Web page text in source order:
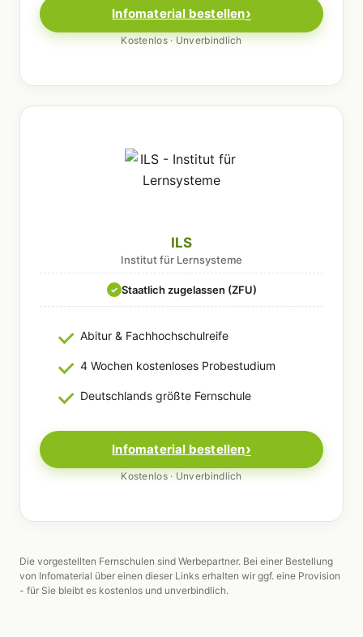
Infomaterial bestellen
Kostenlos · Unverbindlich
ILS
Institut für Lernsysteme
✓ Staatlich zugelassen (ZFU)
Abitur & Fachhochschulreife
4 Wochen kostenloses Probestudium
Deutschlands größte Fernschule
Infomaterial bestellen
Kostenlos · Unverbindlich
Die vorgestellten Fernschulen sind Werbepartner. Bei einer Bestellung
von Infomaterial über einen dieser Links erhalten wir ggf. eine Provision
- für Sie bleibt es kostenlos und unverbindlich.